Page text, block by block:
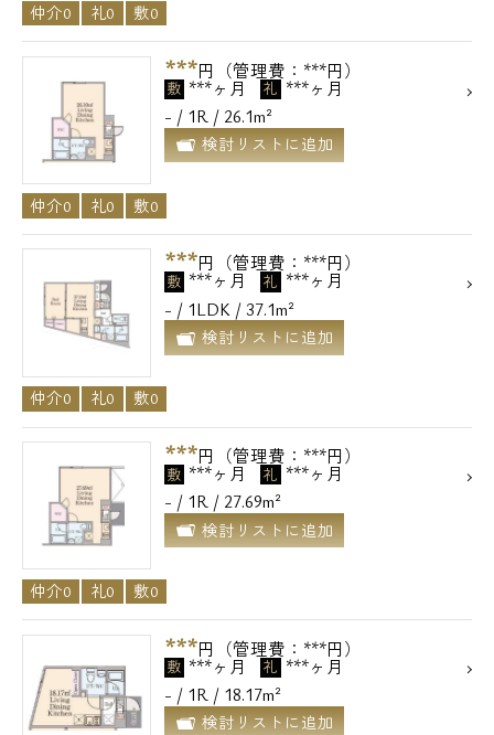
仲介0 礼0 敷0
***円（管理費：***円）
敷 ***ヶ月 礼 ***ヶ月
- / 1R / 26.1m²
検討リストに追加
仲介0 礼0 敷0
***円（管理費：***円）
敷 ***ヶ月 礼 ***ヶ月
- / 1LDK / 37.1m²
検討リストに追加
仲介0 礼0 敷0
***円（管理費：***円）
敷 ***ヶ月 礼 ***ヶ月
- / 1R / 27.69m²
検討リストに追加
仲介0 礼0 敷0
***円（管理費：***円）
敷 ***ヶ月 礼 ***ヶ月
- / 1R / 18.17m²
検討リストに追加